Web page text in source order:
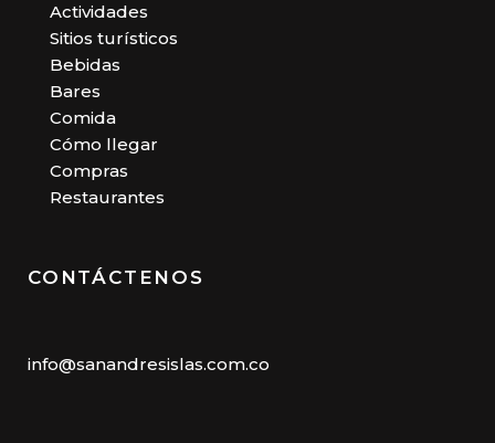
Actividades
Sitios turísticos
Bebidas
Bares
Comida
Cómo llegar
Compras
Restaurantes
CONTÁCTENOS
info@sanandresislas.com.co